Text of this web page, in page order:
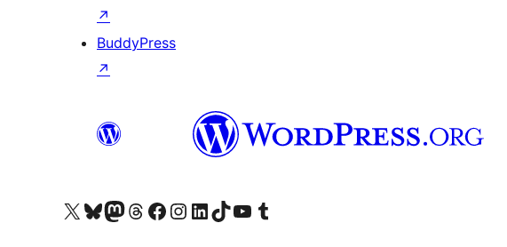
↗
BuddyPress
↗
Acessar nossa conta do X (antigo Twitter)
Acessar nossa conta do Bluesky
Acessar nossa conta do Mastodon
Acessar nossa conta do Threads
Acessar nossa página do Facebook
Acessar nossa conta do Instagram
Acessar nossa conta do LinkedIn
Acessar nossa conta do TikTok
Acessar nosso canal do YouTube
Acessar nossa conta no Tumblr